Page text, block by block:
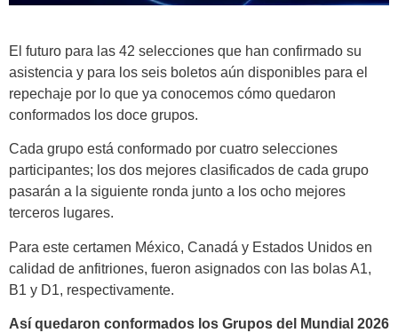
El futuro para las 42 selecciones que han confirmado su
asistencia y para los seis boletos aún disponibles para el
repechaje por lo que ya conocemos cómo quedaron
conformados los doce grupos.
Cada grupo está conformado por cuatro selecciones
participantes; los dos mejores clasificados de cada grupo
pasarán a la siguiente ronda junto a los ocho mejores
terceros lugares.
Para este certamen México, Canadá y Estados Unidos en
calidad de anfitriones, fueron asignados con las bolas A1,
B1 y D1, respectivamente.
Así quedaron conformados los Grupos del Mundial 2026